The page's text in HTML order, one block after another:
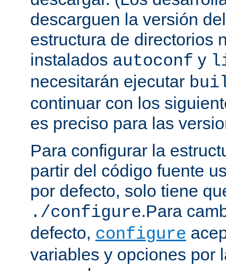
descarguen la versión
estructura de directorios
instalados autoconf y
necesitarán ejecutar
continuar con los
es preciso para las
Para configurar la
partir del código fuente
por defecto, solo tiene
./configure.Para
defecto, configure
variables y opciones por